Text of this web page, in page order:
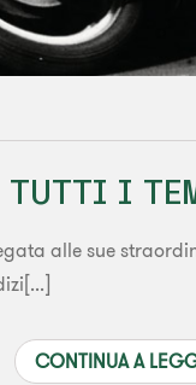
TUTTI I
alle sue
CONTINUA A